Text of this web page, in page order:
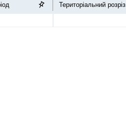
Територіальний розріз